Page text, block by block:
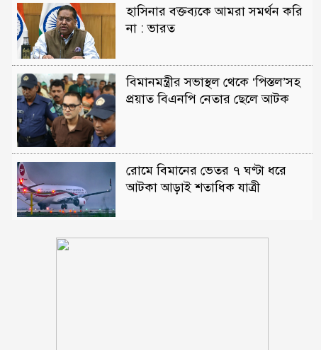
হাসিনার বক্তব্যকে আমরা সমর্থন করি
না : ভারত
বিমানমন্ত্রীর সভাস্থল থেকে ‘পিস্তল’সহ
প্রয়াত বিএনপি নেতার ছেলে আটক
রোমে বিমানের ভেতর ৭ ঘণ্টা ধরে
আটকা আড়াই শতাধিক যাত্রী
নোয়াখালীতে পর্নোগ্রাফি চক্রের ৫